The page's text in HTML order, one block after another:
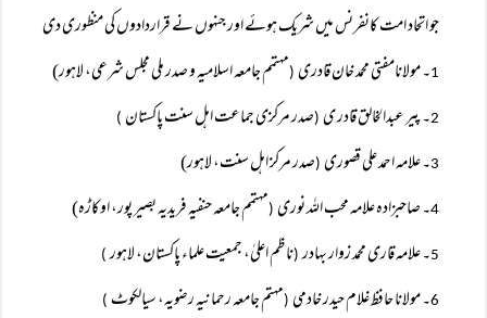
جو اتحاد امت کانفرنس میں شریک ہوئے اور جنہوں نے قراردادوں کی منظوری دی
1۔ مولانامفتی محمد خان قادری ( مہتمم جامعہ اسلامیہ و صدر ملی مجلس شرعی، لاہور)
2۔ پیر عبدالخالق قادر ی (صدر مرکزی جماعت اہل سنت پاکستان )
3۔ علامہ احمد علی قصوری (صدر مرکز اہل سنت، لاہور)
4۔ صاحبزادہ علامہ محب اللہ نوری ( مہتمم جامعہ حنفیہ فریدیہ بصیر پور، اوکاڑہ)
5۔ علامہ قاری محمد زوار بہادر(ناظم اعلیٰ، جمعیت علماء پاکستان، لاہور)
6۔ مولانا حافظ غلام حیدر خادمی (مہتم جامعہ رحمانیہ رضویہ، سیالکوٹ )